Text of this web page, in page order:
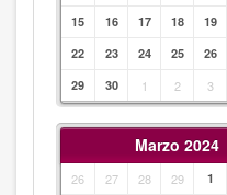
15
16 17 18 19
22
23 24 25 26
29
30 1 2 3
Marzo 2024
26 27 28 29 1